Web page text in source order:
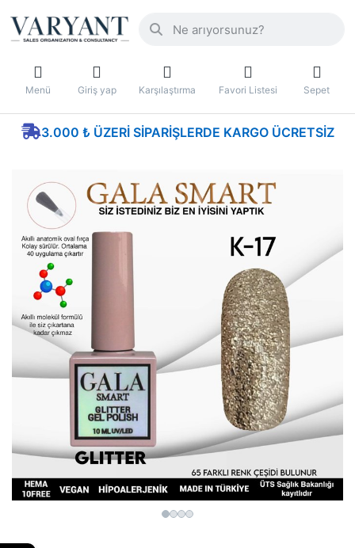
Menü Giriş yap Karşılaştırma Favori Listesi Sepet
3.000 ₺ ÜZERI SIPARIŞLERDE KARGO ÜCRETSIZ